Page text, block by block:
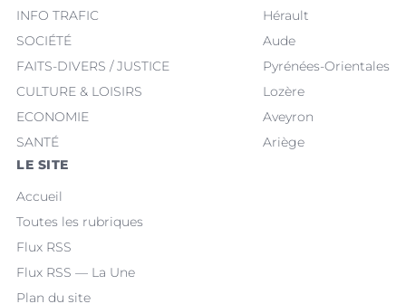
INFO TRAFIC
SOCIÉTÉ
FAITS-DIVERS / JUSTICE
CULTURE & LOISIRS
ECONOMIE
SANTÉ
Hérault
Aude
Pyrénées-Orientales
Lozère
Aveyron
Ariège
LE SITE
Accueil
Toutes les rubriques
Flux RSS
Flux RSS — La Une
Plan du site